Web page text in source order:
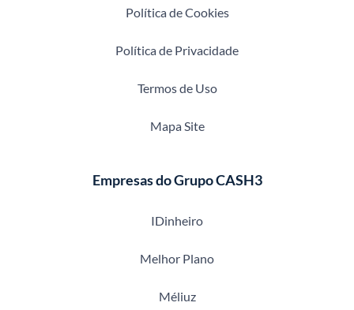
Política de Cookies
Política de Privacidade
Termos de Uso
Mapa Site
Empresas do Grupo CASH3
IDinheiro
Melhor Plano
Méliuz